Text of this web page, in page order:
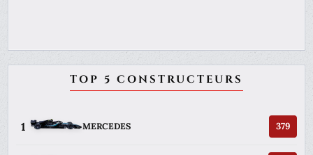
TOP 5 CONSTRUCTEURS
1 MERCEDES 379